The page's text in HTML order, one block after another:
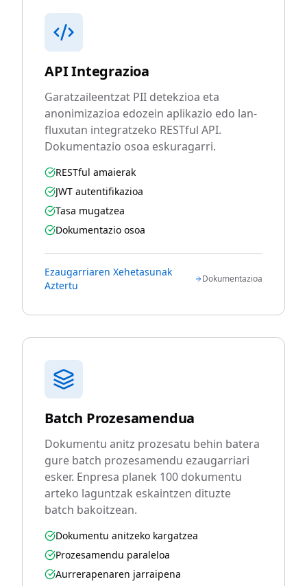
API Integrazioa
Garatzaileentzat PII detekzioa eta
anonimizazioa edozein aplikazio edo lan-
fluxutan integratzeko RESTful API.
Dokumentazio osoa eskuragarri.
RESTful amaierak
JWT autentifikazioa
Tasa mugatzea
Dokumentazio osoa
Ezaugarriaren Xehetasunak
Aztertu
Dokumentazioa
Batch Prozesamendua
Dokumentu anitz prozesatu behin batera
gure batch prozesamendu ezaugarriari
esker. Enpresa planek 100 dokumentu
arteko laguntzak eskaintzen dituzte
batch bakoitzean.
Dokumentu anitzeko kargatzea
Prozesamendu paraleloa
Aurrerapenaren jarraipena